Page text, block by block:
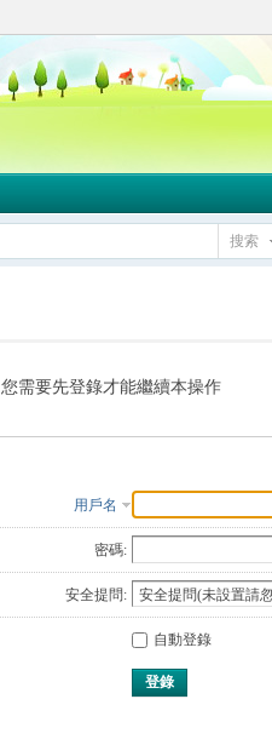
搜索
您需要先登錄才能繼續本操作
用戶名
密碼:
安全提問:
自動登錄
登錄